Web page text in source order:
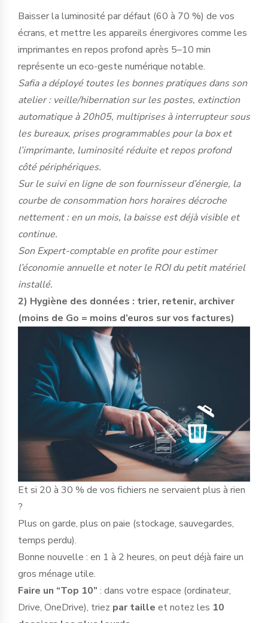
Baisser la luminosité par défaut (60 à 70 %) de vos
écrans, et mettre les appareils énergivores comme les
imprimantes en repos profond après 5–10 min
représente un eco-geste numérique notable.
Safia a déployé toutes les bonnes pratiques dans son
atelier : veille/hibernation sur les postes, extinction
automatique à 20h05, multiprises à interrupteur sous
les bureaux, prises programmables pour la box et
l’imprimante, luminosité réduite et repos profond
côté périphériques.
Sur le suivi en ligne de son fournisseur d’énergie, la
courbe de consommation hors horaires décroche
nettement : en un mois, la baisse est déjà visible et
continue.
Son Expert-comptable en profite pour estimer
l’économie annuelle et noter le ROI du petit matériel
installé.
2) Hygiène des données : trier, retenir, archiver
(moins de Go = moins d’euros sur vos factures)
Et si 20 à 30 % de vos fichiers ne servaient plus à rien
?
Plus on garde, plus on paie (stockage, sauvegardes,
temps perdu).
Bonne nouvelle : en 1 à 2 heures, on peut déjà faire un
gros ménage utile.
Faire un “Top 10” : dans votre espace (ordinateur,
Drive, OneDrive), triez par taille et notez les 10